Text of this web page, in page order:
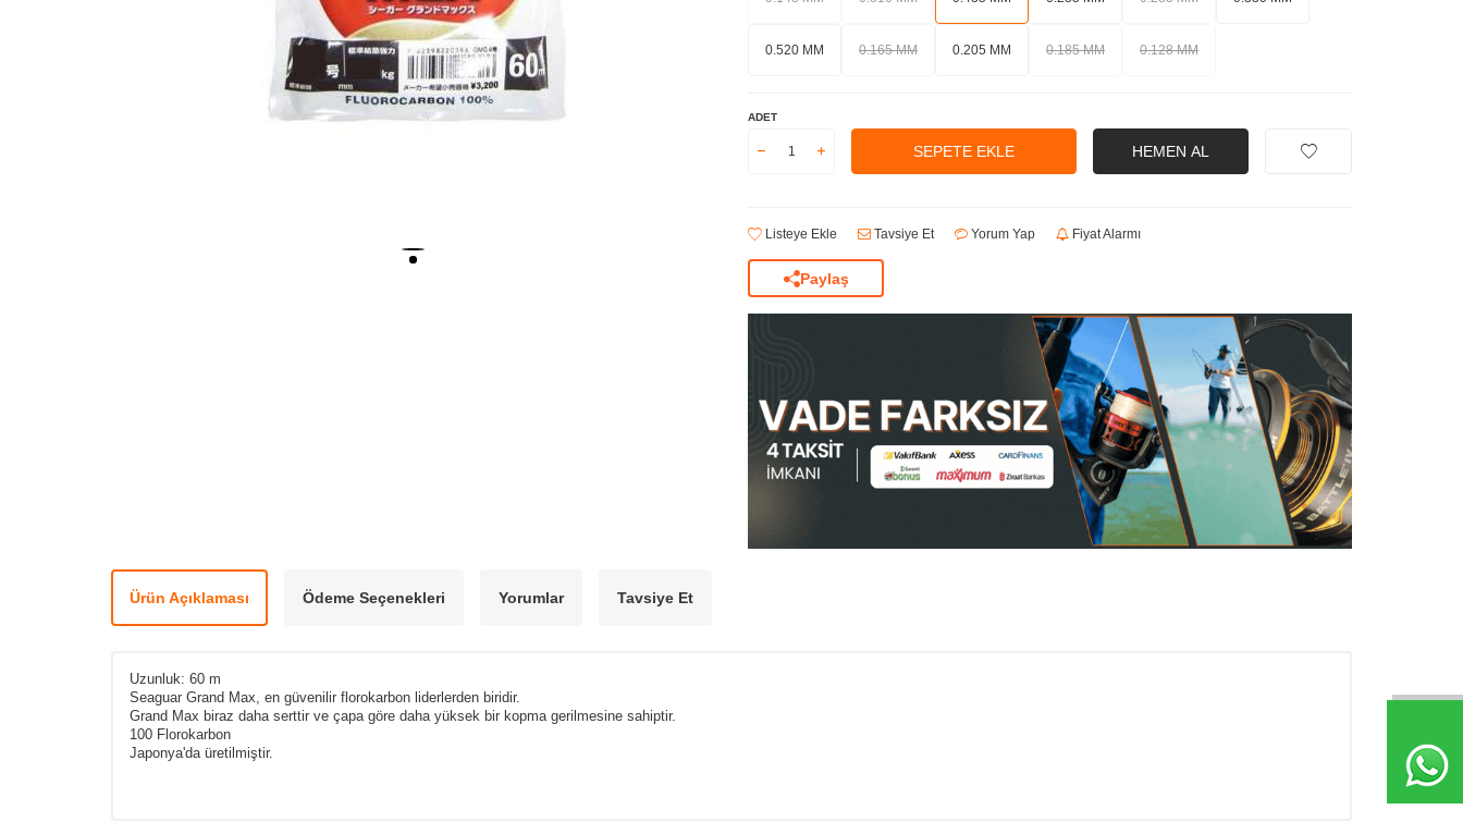
0.520 MM 0.165 MM 0.205 MM 0.185 MM 0.128 MM
ADET
SEPETE EKLE HEMEN AL
Listeye Ekle Tavsiye Et Yorum Yap Fiyat Alarmı
Paylaş
Ürün Açıklaması Ödeme Seçenekleri Yorumlar Tavsiye Et
Uzunluk: 60 m
Seaguar Grand Max, en güvenilir florokarbon liderlerden biridir.
Grand Max biraz daha serttir ve çapa göre daha yüksek bir kopma gerilmesine sahiptir.
100 Florokarbon
Japonya'da üretilmiştir.